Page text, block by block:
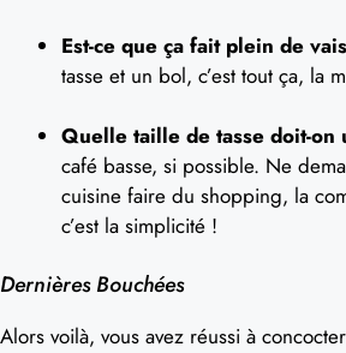
Est-ce que ça fait plein de
tasse et un bol, c’est tout ça, la
Quelle taille de tasse doit-on
café basse, si possible. Ne
cuisine faire du shopping, la
c’est la simplicité !
Dernières Bouchées
Alors voilà, vous avez réussi à